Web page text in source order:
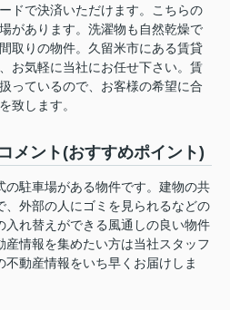
ドで決済いただけます。こちらの
があります。洗濯物も自然乾燥で
取りの物件。久留米市にある賃貸
お気軽に当社にお任せ下さい。賃
っているので、お客様の希望に合
致します。
メント(おすすめポイント)
の駐車場がある物件です。建物の共
、外部の人にゴミを見られるなどの
入れ替えができる風通しの良い物件
産情報を集めたい方は当社スタッフ
動産情報をいち早くお届けしま